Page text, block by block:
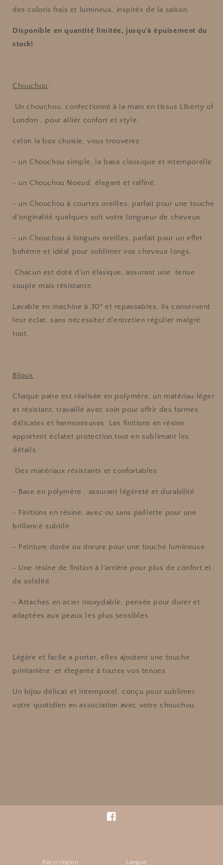
des coloris frais et lumineux, inspirés de la saison.
Disponible en quantité limitée, jusqu'à épuisement du
stock!
Chouchou:
Un chouchou, confectionné à la main en tissus Liberty of
London , pour allier confort et style.
celon la box choisie, vous trouverez :
- un Chouchou simple, la base classique et intemporelle
- un Chouchou Noeud, élegant et raffiné.
- un Chouchou à courtes oreilles, parfait pour une touche
d'originalité quelques soit votre longueur de cheveux.
- un Chouchou à longues oreilles, parfait pour un effet
bohème et idéal pour sublimer vos cheveux longs.
Chacun est doté d'un élasique, assurant une tenue
souple mais résistante.
Lavable en machine à 30° et repassables, ils conservent
leur éclat, sans nécessiter d'entretien régulier malgré
tout.
Bijoux :
Chaque paire est réalisée en polymère, un matériau léger
et résistant, travaillé avec soin pour offrir des formes
délicates et harmonieuses. Les finitions en résine
apportent éclatet protection,tout en sublimant les
détails.
Des matériaux résistants et confortables:
- Base en polymère , assurant légèreté et durabilité
- Finitions en résine, avec ou sans paillette pour une
brillance subtile
- Peinture dorée ou dorure pour une touche lumineuse
- Une résine de finition à l'arrière pour plus de confort et
de solidité
- Attaches en acier inoxydable, pensée pour durer et
adaptées aux peaux les plus sensibles
Légère et facile a porter, elles ajoutent une touche
printanière et élegante à toutes vos tenues.
Un bijou délicat et intemporel, conçu pour sublimer
votre quotidien en association avec votre chouchou.
Facebook
Pays/région Langue